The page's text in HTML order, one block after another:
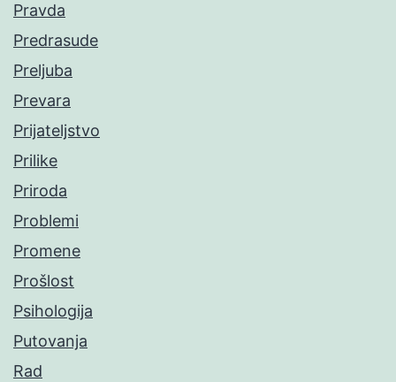
Pravda
Predrasude
Preljuba
Prevara
Prijateljstvo
Prilike
Priroda
Problemi
Promene
Prošlost
Psihologija
Putovanja
Rad